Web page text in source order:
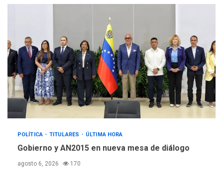
POLÍTICA TITULARES ÚLTIMA HORA
Gobierno y AN2015 en nueva mesa de diálogo
agosto 6, 2026 170